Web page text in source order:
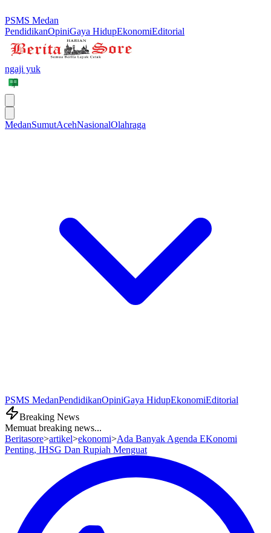
PSMS Medan
PendidikanOpiniGaya HidupEkonomiEditorial
ngaji yuk
MedanSumutAcehNasionalOlahraga
PSMS MedanPendidikanOpiniGaya HidupEkonomiEditorial
Breaking News
Memuat breaking news...
Beritasore>artikel>ekonomi>Ada Banyak Agenda EKonomi
Penting, IHSG Dan Rupiah Menguat